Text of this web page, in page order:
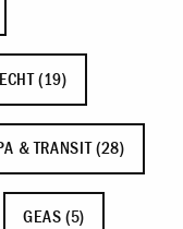
(19)
& TRANSIT (28)
GEAS (5)